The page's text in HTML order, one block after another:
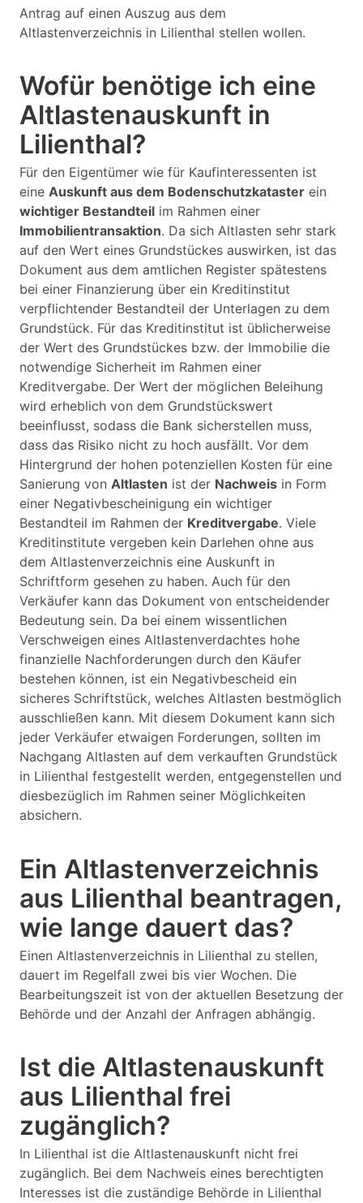
Antrag auf einen Auszug aus dem
Altlastenverzeichnis in Lilienthal stellen wollen.
Wofür benötige ich eine
Altlastenauskunft in
Lilienthal?
Für den Eigentümer wie für Kaufinteressenten ist
eine Auskunft aus dem Bodenschutzkataster ein
wichtiger Bestandteil im Rahmen einer
Immobilientransaktion. Da sich Altlasten sehr stark
auf den Wert eines Grundstückes auswirken, ist das
Dokument aus dem amtlichen Register spätestens
bei einer Finanzierung über ein Kreditinstitut
verpflichtender Bestandteil der Unterlagen zu dem
Grundstück. Für das Kreditinstitut ist üblicherweise
der Wert des Grundstückes bzw. der Immobilie die
notwendige Sicherheit im Rahmen einer
Kreditvergabe. Der Wert der möglichen Beleihung
wird erheblich von dem Grundstückswert
beeinflusst, sodass die Bank sicherstellen muss,
dass das Risiko nicht zu hoch ausfällt. Vor dem
Hintergrund der hohen potenziellen Kosten für eine
Sanierung von Altlasten ist der Nachweis in Form
einer Negativbescheinigung ein wichtiger
Bestandteil im Rahmen der Kreditvergabe. Viele
Kreditinstitute vergeben kein Darlehen ohne aus
dem Altlastenverzeichnis eine Auskunft in
Schriftform gesehen zu haben. Auch für den
Verkäufer kann das Dokument von entscheidender
Bedeutung sein. Da bei einem wissentlichen
Verschweigen eines Altlastenverdachtes hohe
finanzielle Nachforderungen durch den Käufer
bestehen können, ist ein Negativbescheid ein
sicheres Schriftstück, welches Altlasten bestmöglich
ausschließen kann. Mit diesem Dokument kann sich
jeder Verkäufer etwaigen Forderungen, sollten im
Nachgang Altlasten auf dem verkauften Grundstück
in Lilienthal festgestellt werden, entgegenstellen und
diesbezüglich im Rahmen seiner Möglichkeiten
absichern.
Ein Altlastenverzeichnis
aus Lilienthal beantragen,
wie lange dauert das?
Einen Altlastenverzeichnis in Lilienthal zu stellen,
dauert im Regelfall zwei bis vier Wochen. Die
Bearbeitungszeit ist von der aktuellen Besetzung der
Behörde und der Anzahl der Anfragen abhängig.
Ist die Altlastenauskunft
aus Lilienthal frei
zugänglich?
In Lilienthal ist die Altlastenauskunft nicht frei
zugänglich. Bei dem Nachweis eines berechtigten
Interesses ist die zuständige Behörde in Lilienthal